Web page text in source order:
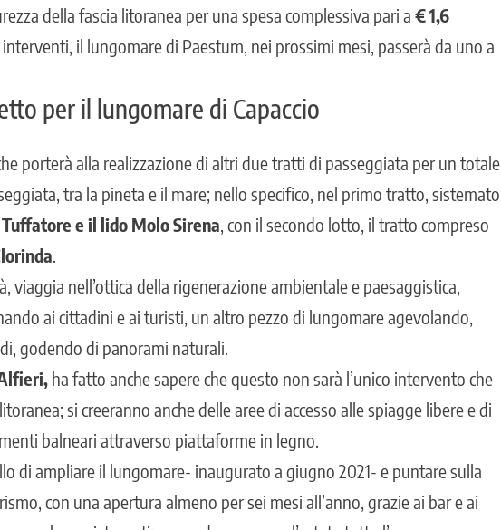
della fascia litoranea per una spesa complessiva pari a€ 1,6
il lungomare di Paestum, nei prossimi mesi, passerà da uno a
per il lungomare di Capaccio
porterà alla realizzazione di altri due tratti di passeggiata per un totale
tra la pineta e il mare; nello specifico, nel primo tratto, sistemato
e il lido Molo Sirena , con il secondo lotto, il tratto compreso
viaggia nell’ottica della rigenerazione ambientale e paesaggistica,
ai cittadini e ai turisti, un altro pezzo di lungomare agevolando,
godendo di panorami naturali.
ha fatto anche sapere che questo non sarà l’unico intervento che
si creeranno anche delle aree di accesso alle spiagge libere e di
balneari attraverso piattaforme in legno.
di ampliare il lungomare- inaugurato a giugno 2021- e puntare sulla
con una apertura almeno per sei mesi all’anno, grazie ai bar e ai